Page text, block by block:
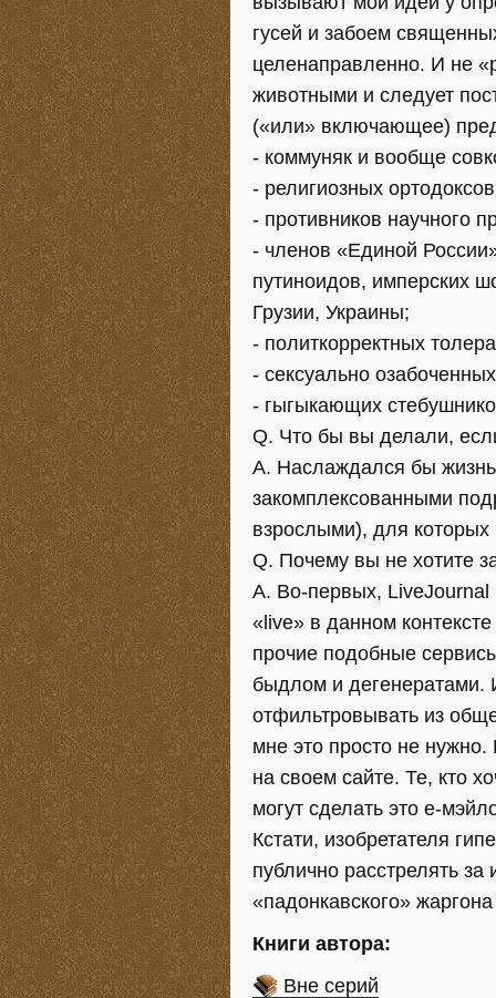
гусей и забоем
целенаправленно. И не
животными и следует
(«или» включающее)
- коммуняк и вообще
- религиозных
- противников научного
- членов «Единой
путиноидов, имперских
Грузии, Украины;
- политкорректных
- сексуально
- гыгыкающих
Q. Что бы вы делали,
A. Наслаждался бы
закомплексованными
взрослыми), для
Q. Почему вы не хотите
A. Во-первых, LiveJournal
«live» в данном
прочие подобные
быдлом и дегенератами.
отфильтровывать из
мне это просто не нужно.
на своем сайте. Те, кто
могут сделать это е-
Кстати, изобретателя
публично расстрелять
«падонкавского»
Книги автора:
Вне серий